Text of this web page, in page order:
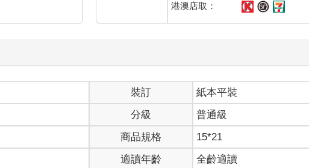
港澳店取：
裝訂
紙本平裝
分級
普通級
商品規格
15*21
適讀年齡 全齡適讀